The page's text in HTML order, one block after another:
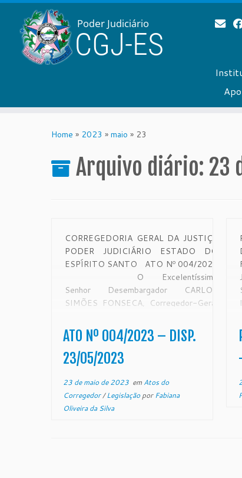
Home » 2023 » maio » 23
Arquivo diário: 23
CORREGEDORIA GERAL DA JUSTIÇA
PODER JUDICIÁRIO ESTADO DO
ESPÍRITO SANTO ATO Nº 004/2023
O Excelentíssimo
Senhor Desembargador CARLOS
SIMÕES FONSECA, Corregedor-Geral
no uso de suas atribuições legais e de
acordo com r. Decisão/Ofício 2462728,
proferida nos autos do Processo
Administrativo PjeCor sob nº 0000238-
78.2022.2.00.0808, desta Corregedoria
Geral da […]
ATO Nº 004/2023 – DISP.
23/05/2023
23 de maio de 2023 em Atos do
Corregedor/LegislaçãoporFabiana
Oliveira da Silva